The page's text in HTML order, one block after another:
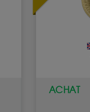
ACHAT